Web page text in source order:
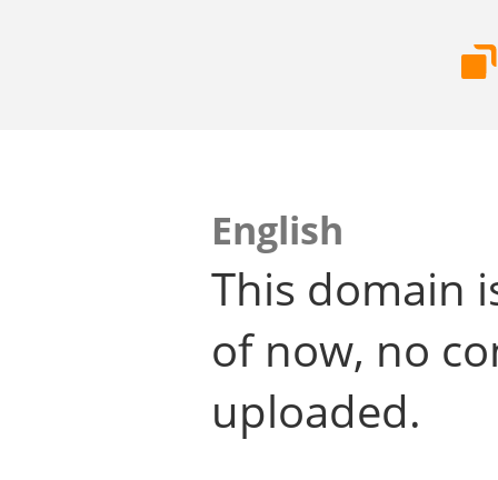
English
This domain
of now, no
uploaded.